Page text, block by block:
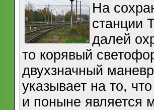
На
станции
далей
то корявый
двухзначный
указывает на то,
и поныне является